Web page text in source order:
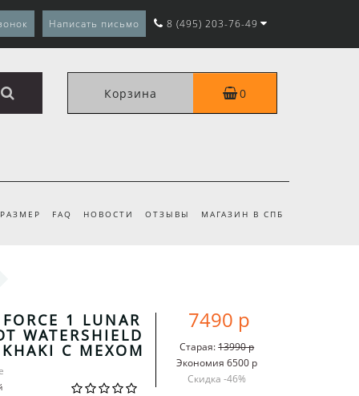
Написать письмо 8 (495) 203-76-49
Корзина 0
FAQ НОВОСТИ ОТЗЫВЫ МАГАЗИН В СПБ
1 LUNAR
WATERSHIELD
KHAKI С МЕХОМ
7490 р
Старая:13990 р
Экономия 6500 р
Скидка -46%